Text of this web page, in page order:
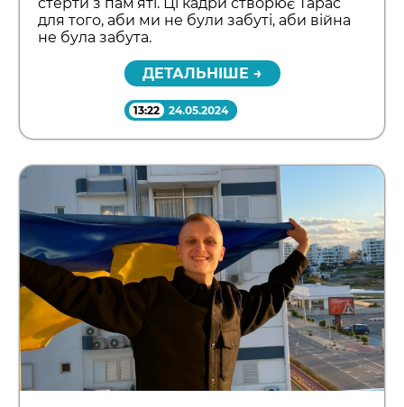
стерти з пам’яті. Ці кадри створює Тарас
для того, аби ми не були забуті, аби війна
не була забута.
ДЕТАЛЬНІШЕ →
13:22 24.05.2024